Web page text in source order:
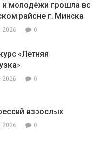
и молодёжи прошла во
районе г. Минска
2026 0
«Летняя
2026 0
взрослых
2026 0